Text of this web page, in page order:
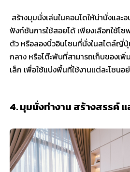
สร้างมุมนั่งเล่นในคอนโดให้น่านั่งและ
ฟังก์ชันการใช้สอยได้ เพียงเลือกใช้โ
ตัว หรือลองบิ้วอินโซนที่นั่งในสไตล์ญี่
กลาง หรือโต๊ะพับที่สามารถเก็บของเ
เล็ก เพื่อใช้แบ่งพื้นที่ใช้งานแต่ละโซนอ
4. มุมนั่งทำงาน สร้างสรรค์